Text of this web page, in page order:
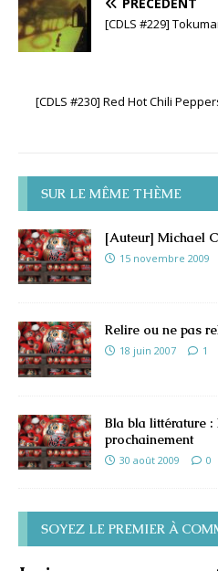
PRÉCÉDENT
[CDLS #229]
[CDLS #230] Red Hot Chili
SUR LE MÊME THÈME
[Auteur] Michael
15 novembre 2009
Relire ou ne pas
18 juin 2007 1
Bla bla littérature
prochainement
30 août 2009 0
SOYEZ LE PREMIER À